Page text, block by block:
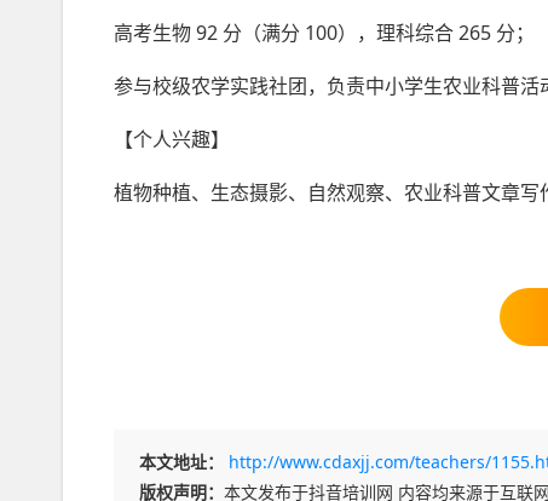
高考生物 92 分（满分 100），理科综合 265 分；
参与校级农学实践社团，负责中小学生农业科普活
【个人兴趣】
植物种植、生态摄影、自然观察、农业科普文章写
本文地址：
http://www.cdaxjj.com/teachers/
版权声明： 本文发布于抖音培训网 内容均来源于互联